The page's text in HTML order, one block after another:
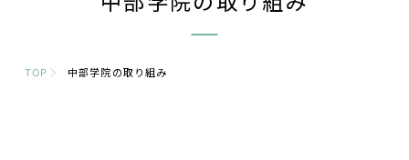
TOP 中部学院の取り組み